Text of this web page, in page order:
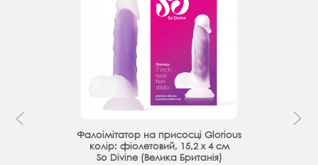
Фалоімітатор на присосці Glorious
колір: фіолетовий, 15,2 х 4 см
So Divine (Велика Британія)